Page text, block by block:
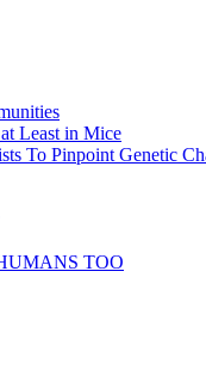
Least in Mice
To Pinpoint Genetic
TOO